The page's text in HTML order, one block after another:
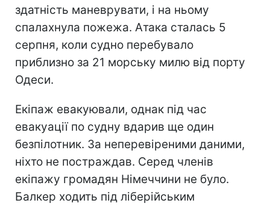
здатність маневрувати, і на ньому
спалахнула пожежа. Атака сталась 5
серпня, коли судно перебувало
приблизно за 21 морську милю від порту
Одеси.
Екіпаж евакуювали, однак під час
евакуації по судну вдарив ще один
безпілотник. За неперевіреними даними,
ніхто не постраждав. Серед членів
екіпажу громадян Німеччини не було.
Балкер ходить під ліберійським